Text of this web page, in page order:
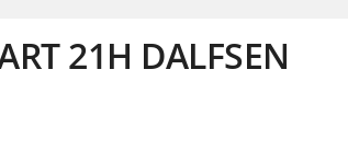
21H DALFSEN